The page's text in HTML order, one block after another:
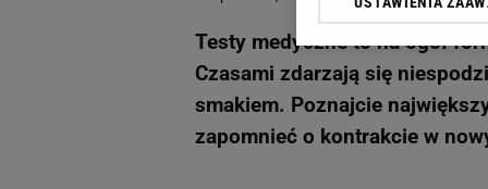
Testy medyczne to na ogół
Czasami zdarzają się
smakiem. Poznajcie
zapomnieć o kontrakcie w
Klikając „Akceptuję”
Zaufanych Partnerów i
dotyczące plików
odnośnik „Ustawienia
plików cookie możliwa
My, nasi Zaufani